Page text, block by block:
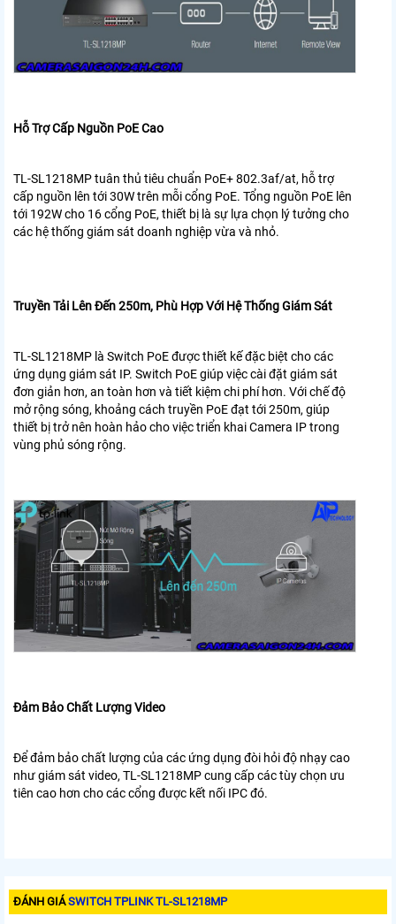
Hỗ Trợ Cấp Nguồn PoE Cao
TL-SL1218MP tuân thủ tiêu chuẩn PoE+ 802.3af/at, hỗ trợ
cấp nguồn lên tới 30W trên mỗi cổng PoE. Tổng nguồn PoE lên
tới 192W cho 16 cổng PoE, thiết bị là sự lựa chọn lý tưởng cho
các hệ thống giám sát doanh nghiệp vừa và nhỏ.
Truyền Tải Lên Đến 250m, Phù Hợp Với Hệ Thống Giám Sát
TL-SL1218MP là Switch PoE được thiết kế đặc biệt cho các
ứng dụng giám sát IP. Switch PoE giúp việc cài đặt giám sát
đơn giản hơn, an toàn hơn và tiết kiệm chi phí hơn. Với chế độ
mở rộng sóng, khoảng cách truyền PoE đạt tới 250m, giúp
thiết bị trở nên hoàn hảo cho việc triển khai Camera IP trong
vùng phủ sóng rộng.
Đảm Bảo Chất Lượng Video
Để đảm bảo chất lượng của các ứng dụng đòi hỏi độ nhạy cao
như giám sát video, TL-SL1218MP cung cấp các tùy chọn ưu
tiên cao hơn cho các cổng được kết nối IPC đó.
ĐÁNH GIÁSWITCH TPLINK TL-SL1218MP